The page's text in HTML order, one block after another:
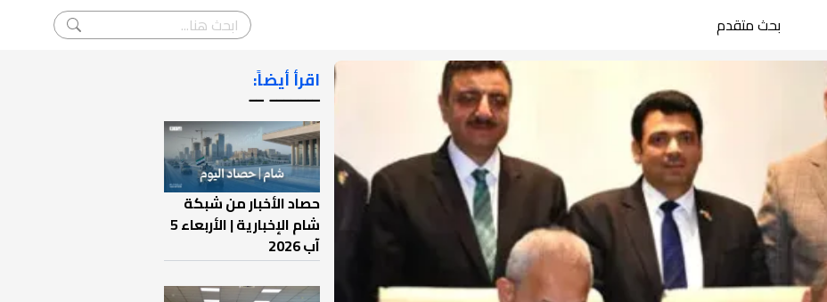
بحث متقدم
اقرأ أيضاً:
ـــــــ ــ
حصاد الأخبار من شبكة
شام الإخبارية | الأربعاء 5
آب 2026